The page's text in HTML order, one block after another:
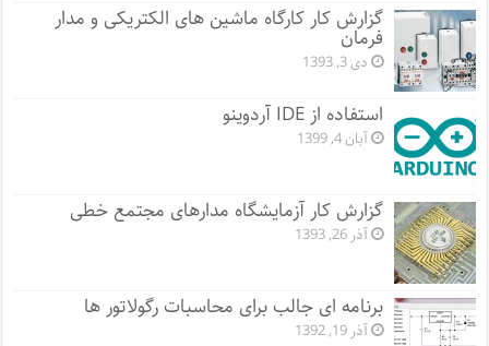
گزارش کار کارگاه ماشین های الکتریکی و مدار
فرمان
دی 3, 1393
استفاده از IDE آردوینو
آبان 4, 1399
گزارش کار آزمایشگاه مدارهای مجتمع خطی
آذر 26, 1393
برنامه ای جالب برای محاسبات رگولاتور ها
آذر 19, 1392